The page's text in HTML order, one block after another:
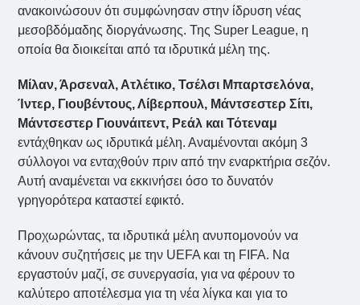
ανακοινώσουν ότι συμφώνησαν στην ίδρυση νέας
μεσοβδόμαδης διοργάνωσης. Της Super League, η
οποία θα διοικείται από τα ιδρυτικά μέλη της.
Μίλαν, Άρσεναλ, Ατλέτικο, Τσέλσι Μπαρτσελόνα,
Ίντερ, Γιουβέντους, Λίβερπουλ, Μάντσεστερ Σίτι,
Μάντσεστερ Γιουνάιτεντ, Ρεάλ και Τότεναμ
εντάχθηκαν ως ιδρυτικά μέλη. Αναμένονται ακόμη 3
σύλλογοι να ενταχθούν πριν από την εναρκτήρια σεζόν.
Αυτή αναμένεται να εκκινήσει όσο το δυνατόν
γρηγορότερα καταστεί εφικτό.
Προχωρώντας, τα ιδρυτικά μέλη ανυπομονούν να
κάνουν συζητήσεις με την UEFA και τη FIFA. Να
εργαστούν μαζί, σε συνεργασία, για να φέρουν το
καλύτερο αποτέλεσμα για τη νέα λίγκα και για το